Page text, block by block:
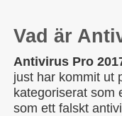
Vad är
Antivirus Pro
just har kommit ut
kategoriserat som
som ett falskt